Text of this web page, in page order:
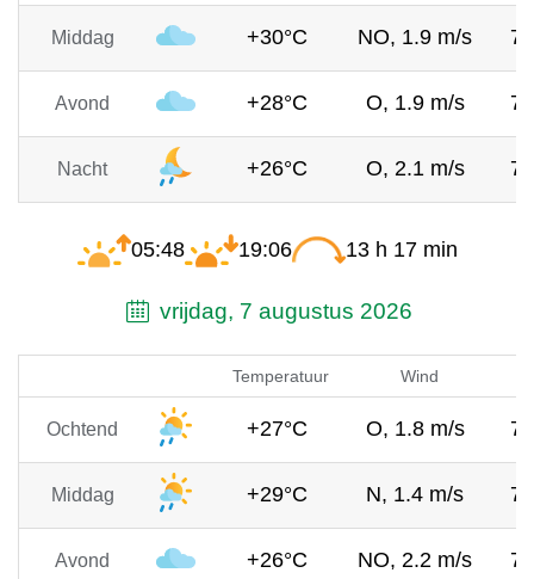
Middag +30°C NO, 1.9 m/s
Avond +28°C O, 1.9 m/s
Nacht +26°C O, 2.1 m/s
05:48 19:06 13 h 17 min
vrijdag, 7 augustus 2026
Temperatuur Wind
Ochtend +27°C O, 1.8 m/s
Middag +29°C N, 1.4 m/s
Avond +26°C NO, 2.2 m/s